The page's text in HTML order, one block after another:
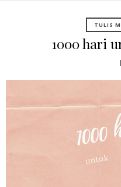
TULIS
1000 hari